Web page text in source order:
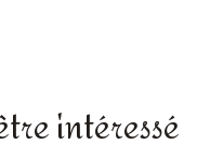
intéressé